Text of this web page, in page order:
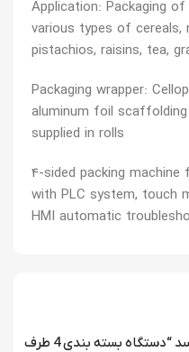
Application: Packaging
various types of cereals,
pistachios, raisins, tea,
Packaging wrapper:
aluminum foil
supplied in rolls
4-sided packing
with PLC system, touch
HMI automatic
اولین کسی باشید که دیدگاهی می نویسد “دستگاه بسته بندی 4 طرف